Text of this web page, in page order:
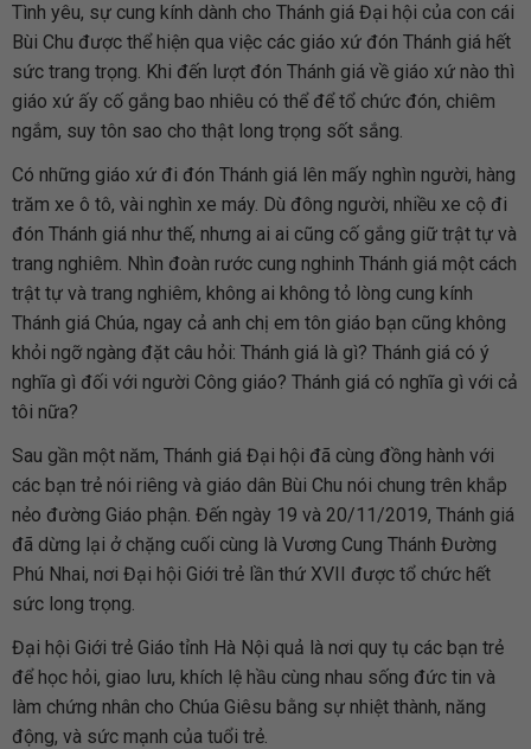
Tình yêu, sự cung kính dành cho Thánh giá Đại hội của con cái
Bùi Chu được thể hiện qua việc các giáo xứ đón Thánh giá hết
sức trang trọng. Khi đến lượt đón Thánh giá về giáo xứ nào thì
giáo xứ ấy cố gắng bao nhiêu có thể để tổ chức đón, chiêm
ngắm, suy tôn sao cho thật long trọng sốt sắng.
Có những giáo xứ đi đón Thánh giá lên mấy nghìn người, hàng
trăm xe ô tô, vài nghìn xe máy. Dù đông người, nhiều xe cộ đi
đón Thánh giá như thế, nhưng ai ai cũng cố gắng giữ trật tự và
trang nghiêm. Nhìn đoàn rước cung nghinh Thánh giá một cách
trật tự và trang nghiêm, không ai không tỏ lòng cung kính
Thánh giá Chúa, ngay cả anh chị em tôn giáo bạn cũng không
khỏi ngỡ ngàng đặt câu hỏi: Thánh giá là gì? Thánh giá có ý
nghĩa gì đối với người Công giáo? Thánh giá có nghĩa gì với cả
tôi nữa?
Sau gần một năm, Thánh giá Đại hội đã cùng đồng hành với
các bạn trẻ nói riêng và giáo dân Bùi Chu nói chung trên khắp
nẻo đường Giáo phận. Đến ngày 19 và 20/11/2019, Thánh giá
đã dừng lại ở chặng cuối cùng là Vương Cung Thánh Đường
Phú Nhai, nơi Đại hội Giới trẻ lần thứ XVII được tổ chức hết
sức long trọng.
Đại hội Giới trẻ Giáo tỉnh Hà Nội quả là nơi quy tụ các bạn trẻ
để học hỏi, giao lưu, khích lệ hầu cùng nhau sống đức tin và
làm chứng nhân cho Chúa Giêsu bằng sự nhiệt thành, năng
động, và sức mạnh của tuổi trẻ.